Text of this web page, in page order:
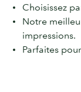
Choisissez
Notre
impressions.
Parfaites